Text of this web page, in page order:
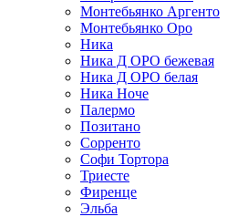
Монтебьянко Аргенто
Монтебьянко Оро
Ника
Ника Д ОРО бежевая
Ника Д ОРО белая
Ника Ноче
Палермо
Позитано
Сорренто
Софи Тортора
Триесте
Фиренце
Эльба